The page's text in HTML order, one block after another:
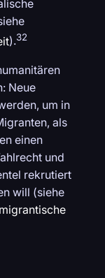
).32
Neue
um in
als
einen
und
rekrutiert
will (siehe